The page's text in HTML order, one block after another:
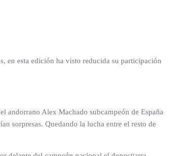
en esta edición ha visto reducida su participación
andorrano Alex Machado subcampeón de España
sorpresas. Quedando la lucha entre el resto de